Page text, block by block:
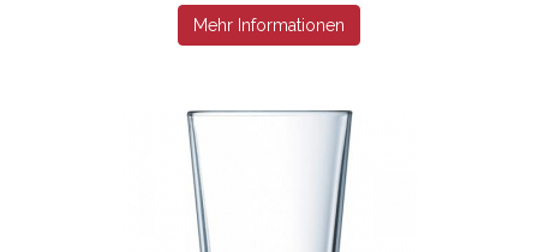
Mehr Informationen